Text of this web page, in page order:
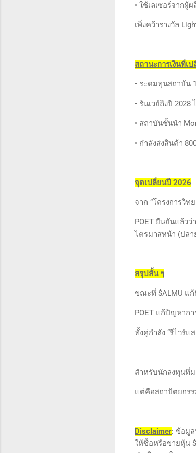
• ใช้เลเซอร์จาก
เพิ่งคว้ารางวัล
สถานะการเงินที่เ
• ระดมทุนสถาบัน
• รันเวย์ถึงปี
• สถาบันชั้นนำ
• กำลังส่งสินค้า
จุดเปลี่ยนปี 2026
จาก “โครงการวิท
POET ยืนยันแล้วว่
ไตรมาสหน้า (ปล
สรุปสั้น ๆ
ขณะที่ $ALMU แ
POET แก้ปัญหาก
ทั้งคู่กำลัง “รีไวร์แ
สำหรับนักลงทุนที่ม
แต่คือสถาปัตยกร
Disclaimer: ข้อมู
ให้ซื้อหรือขายหุ้น